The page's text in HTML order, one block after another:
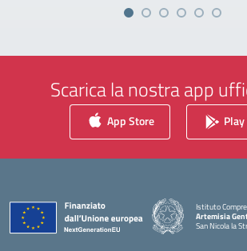
Scarica la nostra app
App Store
Istituto
Artemisia
San Nicola la